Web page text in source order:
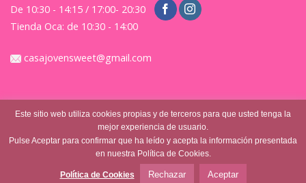
De 10:30 - 14:15 / 17:00- 20:30
Tienda Oca: de 10:30 - 14:00
casajovensweet@gmail.com
© Casajovensweet 2026 | Casa Joven Suite S.L.
|Política de Privacidad|Terminos y Condiciones
Este sitio web utiliza cookies propias y de terceros para que usted tenga la
mejor experiencia de usuario.
Pulse Aceptar para confirmar que ha leído y acepta la información presentada
en nuestra Política de Cookies.
Política de Cookies Rechazar Aceptar